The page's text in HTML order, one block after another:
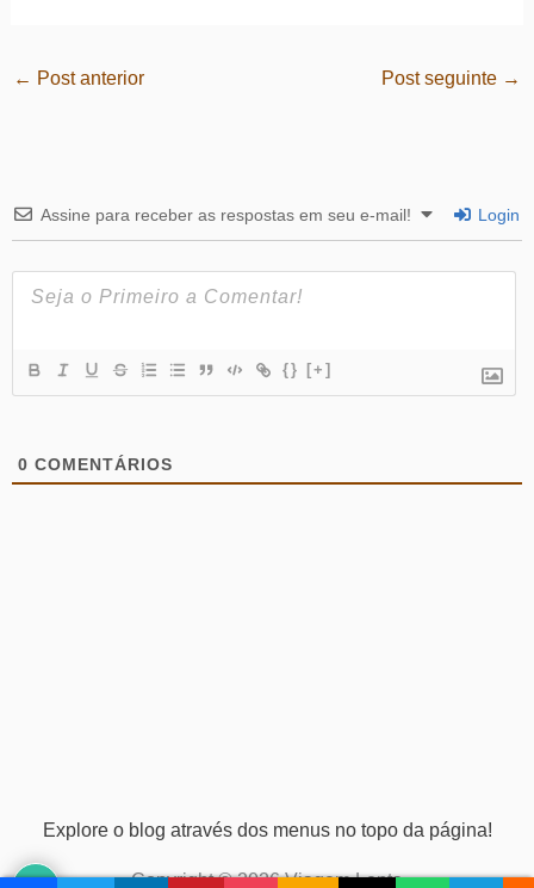
← Post anterior Post seguinte →
Assine para receber as respostas em seu e-mail! Login
{} [+]
0 COMENTÁRIOS
Explore o blog através dos menus no topo da página!
Copyright © 2026 Viagem Lenta